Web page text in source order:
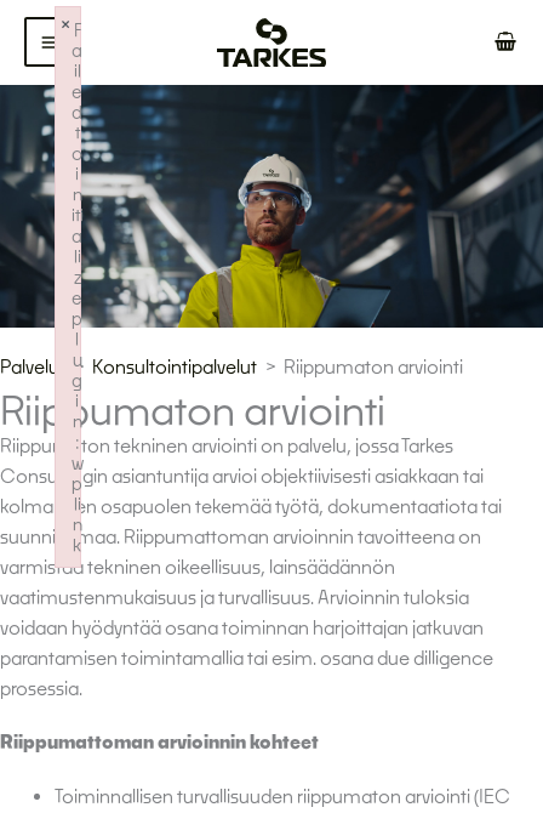
Siirry
sisältöön
Palvelut Konsultointipalvelut Riippumaton arviointi
Riippumaton arviointi
Riippumaton tekninen arviointi on palvelu, jossa Tarkes
Consultingin asiantuntija arvioi objektiivisesti asiakkaan tai
kolmannen osapuolen tekemää työtä, dokumentaatiota tai
suunnitelmaa. Riippumattoman arvioinnin tavoitteena on
varmistaa tekninen oikeellisuus, lainsäädännön
vaatimustenmukaisuus ja turvallisuus. Arvioinnin tuloksia
voidaan hyödyntää osana toiminnan harjoittajan jatkuvan
parantamisen toimintamallia tai esim. osana due dilligence
prosessia.
Riippumattoman arvioinnin kohteet
Toiminnallisen turvallisuuden riippumaton arviointi (IEC
F
a
il
e
d
t
o
i
n
iti
a
li
z
e
p
l
u
g
i
n
:
w
p
li
n
k
×
Failed to initialize plugin: wplink